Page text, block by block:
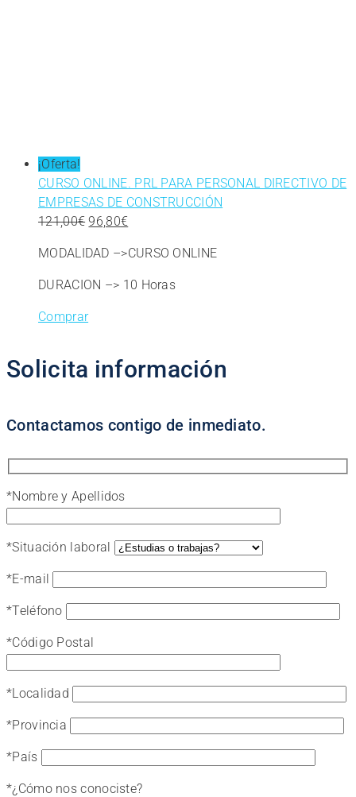
¡Oferta!
CURSO ONLINE. PRL PARA PERSONAL DIRECTIVO DE
EMPRESAS DE CONSTRUCCIÓN
121,00€ El
original
era:
96,80€
actual
es:
MODALIDAD –>CURSO ONLINE
DURACION –> 10 Horas
Comprar
Solicita información
Contactamos contigo de inmediato.
*Nombre y Apellidos
*Situación laboral
*E-mail
*Teléfono
*Código Postal
*Localidad
*Provincia
*País
*¿Cómo nos conociste?